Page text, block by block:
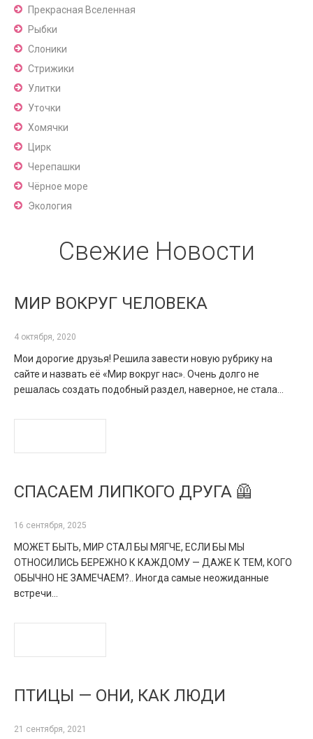
Прекрасная Вселенная
Рыбки
Слоники
Стрижики
Улитки
Уточки
Хомячки
Цирк
Черепашки
Чёрное море
Экология
Свежие Новости
МИР ВОКРУГ ЧЕЛОВЕКА
4 октября, 2020
Мои дорогие друзья! Решила завести новую рубрику на
сайте и назвать её «Мир вокруг нас». Очень долго не
решалась создать подобный раздел, наверное, не стала…
СПАСАЕМ ЛИПКОГО ДРУГА 🦺
16 сентября, 2025
МОЖЕТ БЫТЬ, МИР СТАЛ БЫ МЯГЧЕ, ЕСЛИ БЫ МЫ
ОТНОСИЛИСЬ БЕРЕЖНО К КАЖДОМУ — ДАЖЕ К ТЕМ, КОГО
ОБЫЧНО НЕ ЗАМЕЧАЕМ?.. Иногда самые неожиданные
встречи…
ПТИЦЫ — ОНИ, КАК ЛЮДИ
21 сентября, 2021